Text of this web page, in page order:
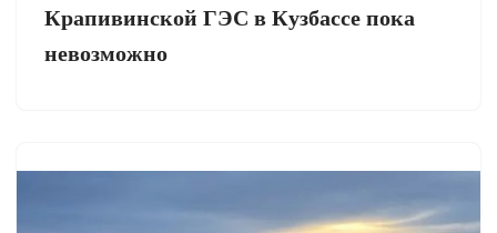
Крапивинской ГЭС в Кузбассе пока
невозможно